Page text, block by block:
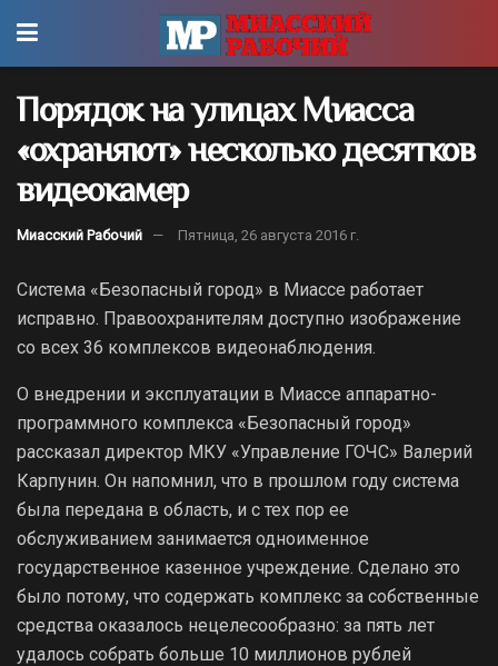
Порядок на улицах Миасса
«охраняют» несколько десятков
видеокамер
Миасский Рабочий Пятница, 26 августа 2016 г.
Система «Безопасный город» в Миассе работает
исправно. Правоохранителям доступно изображение
со всех 36 комплексов видеонаблюдения.
О внедрении и эксплуатации в Миассе аппаратно-
программного комплекса «Безопасный город»
рассказал директор МКУ «Управление ГОЧС» Валерий
Карпунин. Он напомнил, что в прошлом году система
была передана в область, и с тех пор ее
обслуживанием занимается одноименное
государственное казенное учреждение. Сделано это
было потому, что содержать комплекс за собственные
средства оказалось нецелесообразно: за пять лет
удалось собрать больше 10 миллионов рублей